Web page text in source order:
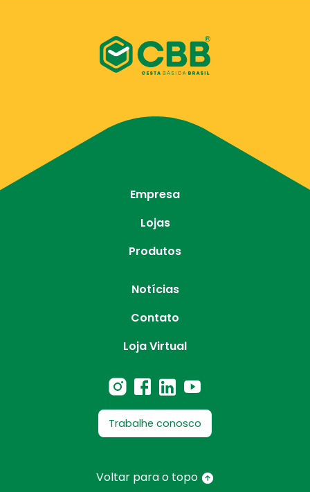
Empresa
Lojas
Produtos
Notícias
Contato
Loja Virtual
Trabalhe conosco
Voltar para o topo